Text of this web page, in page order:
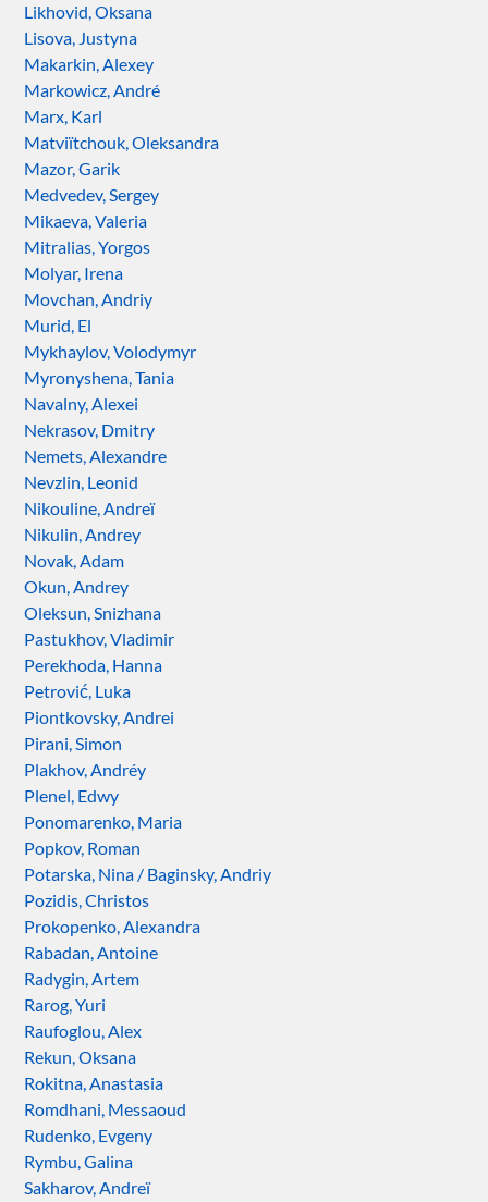
Likhovid, Oksana
Lisova, Justyna
Makarkin, Alexey
Markowicz, André
Marx, Karl
Matviïtchouk, Oleksandra
Mazor, Garik
Medvedev, Sergey
Mikaeva, Valeria
Mitralias, Yorgos
Molyar, Irena
Movchan, Andriy
Murid, El
Mykhaylov, Volodymyr
Myronyshena, Tania
Navalny, Alexei
Nekrasov, Dmitry
Nemets, Alexandre
Nevzlin, Leonid
Nikouline, Andreï
Nikulin, Andrey
Novak, Adam
Okun, Andrey
Oleksun, Snizhana
Pastukhov, Vladimir
Perekhoda, Hanna
Petrović, Luka
Piontkovsky, Andrei
Pirani, Simon
Plakhov, Andréy
Plenel, Edwy
Ponomarenko, Maria
Popkov, Roman
Potarska, Nina / Baginsky, Andriy
Pozidis, Christos
Prokopenko, Alexandra
Rabadan, Antoine
Radygin, Artem
Rarog, Yuri
Raufoglou, Alex
Rekun, Oksana
Rokitna, Anastasia
Romdhani, Messaoud
Rudenko, Evgeny
Rymbu, Galina
Sakharov, Andreï